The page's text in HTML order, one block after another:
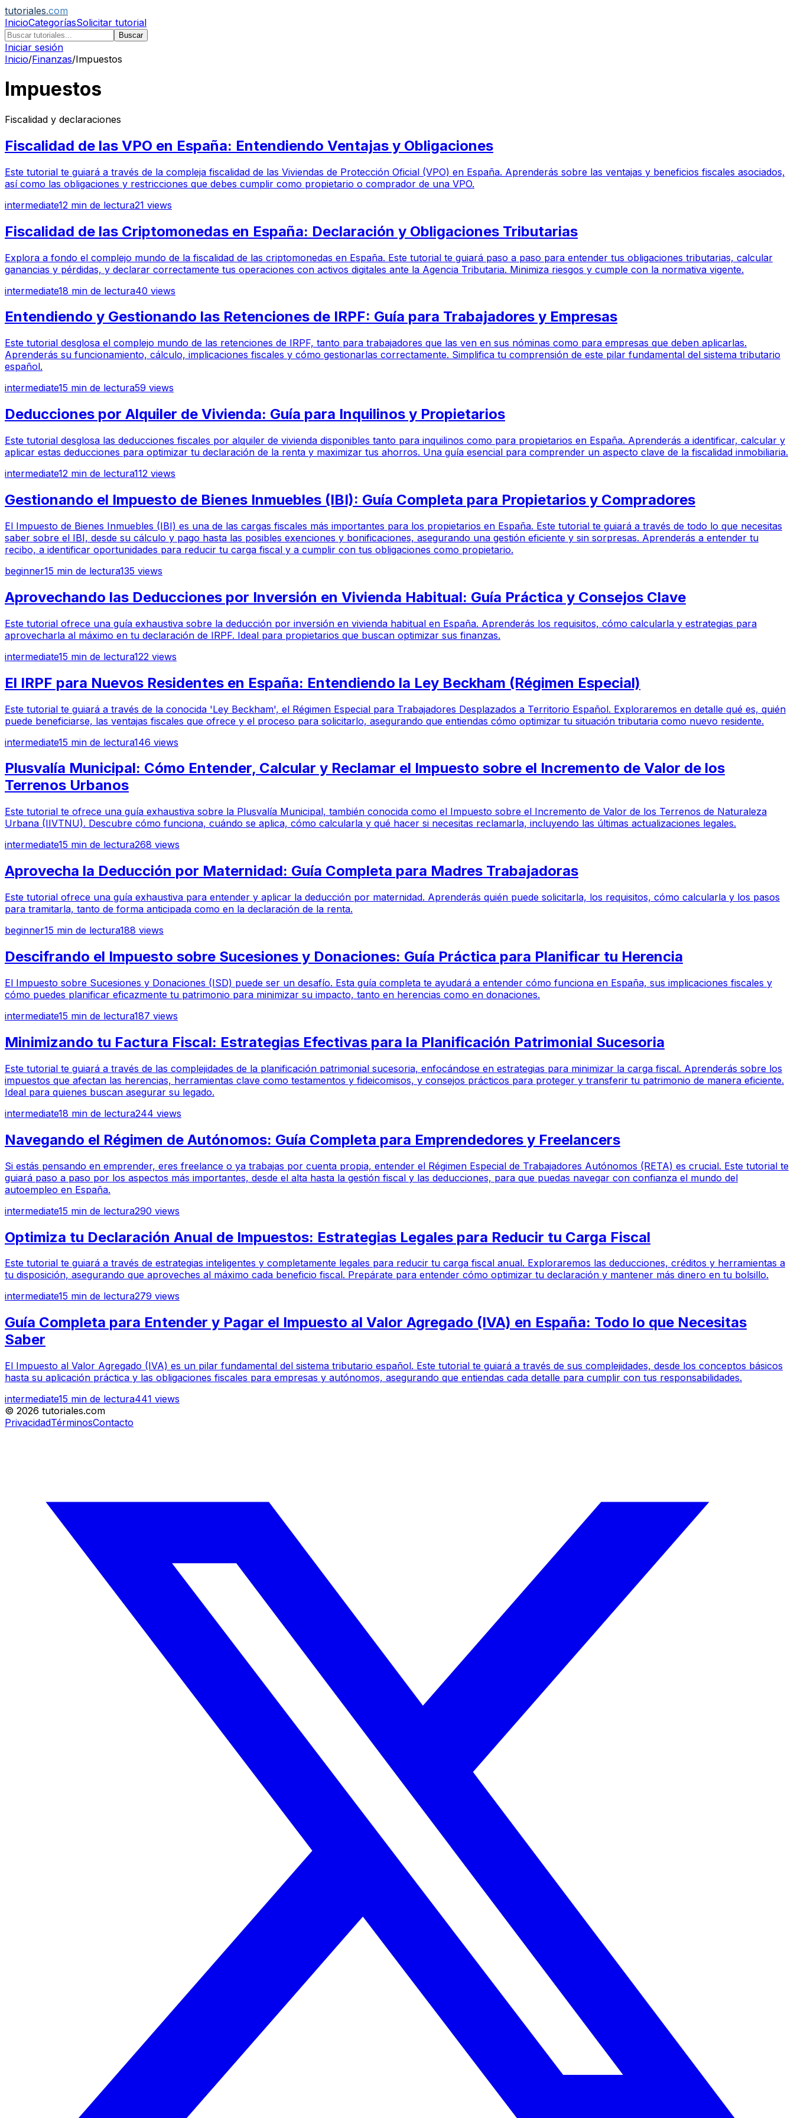
tutoriales.com
InicioCategoríasSolicitar tutorial
Buscar
Iniciar sesión
Inicio/Finanzas/Impuestos
Impuestos
Fiscalidad y declaraciones
Fiscalidad de las VPO en España: Entendiendo Ventajas y Obligaciones
Este tutorial te guiará a través de la compleja fiscalidad de las Viviendas de Protección Oficial (VPO) en España. Aprenderás sobre las ventajas y beneficios fiscales asociados,
así como las obligaciones y restricciones que debes cumplir como propietario o comprador de una VPO.
intermediate12 min de lectura21 views
Fiscalidad de las Criptomonedas en España: Declaración y Obligaciones Tributarias
Explora a fondo el complejo mundo de la fiscalidad de las criptomonedas en España. Este tutorial te guiará paso a paso para entender tus obligaciones tributarias, calcular
ganancias y pérdidas, y declarar correctamente tus operaciones con activos digitales ante la Agencia Tributaria. Minimiza riesgos y cumple con la normativa vigente.
intermediate18 min de lectura40 views
Entendiendo y Gestionando las Retenciones de IRPF: Guía para Trabajadores y Empresas
Este tutorial desglosa el complejo mundo de las retenciones de IRPF, tanto para trabajadores que las ven en sus nóminas como para empresas que deben aplicarlas.
Aprenderás su funcionamiento, cálculo, implicaciones fiscales y cómo gestionarlas correctamente. Simplifica tu comprensión de este pilar fundamental del sistema tributario
español.
intermediate15 min de lectura59 views
Deducciones por Alquiler de Vivienda: Guía para Inquilinos y Propietarios
Este tutorial desglosa las deducciones fiscales por alquiler de vivienda disponibles tanto para inquilinos como para propietarios en España. Aprenderás a identificar, calcular y
aplicar estas deducciones para optimizar tu declaración de la renta y maximizar tus ahorros. Una guía esencial para comprender un aspecto clave de la fiscalidad inmobiliaria.
intermediate12 min de lectura112 views
Gestionando el Impuesto de Bienes Inmuebles (IBI): Guía Completa para Propietarios y Compradores
El Impuesto de Bienes Inmuebles (IBI) es una de las cargas fiscales más importantes para los propietarios en España. Este tutorial te guiará a través de todo lo que necesitas
saber sobre el IBI, desde su cálculo y pago hasta las posibles exenciones y bonificaciones, asegurando una gestión eficiente y sin sorpresas. Aprenderás a entender tu
recibo, a identificar oportunidades para reducir tu carga fiscal y a cumplir con tus obligaciones como propietario.
beginner15 min de lectura135 views
Aprovechando las Deducciones por Inversión en Vivienda Habitual: Guía Práctica y Consejos Clave
Este tutorial ofrece una guía exhaustiva sobre la deducción por inversión en vivienda habitual en España. Aprenderás los requisitos, cómo calcularla y estrategias para
aprovecharla al máximo en tu declaración de IRPF. Ideal para propietarios que buscan optimizar sus finanzas.
intermediate15 min de lectura122 views
El IRPF para Nuevos Residentes en España: Entendiendo la Ley Beckham (Régimen Especial)
Este tutorial te guiará a través de la conocida 'Ley Beckham', el Régimen Especial para Trabajadores Desplazados a Territorio Español. Exploraremos en detalle qué es, quién
puede beneficiarse, las ventajas fiscales que ofrece y el proceso para solicitarlo, asegurando que entiendas cómo optimizar tu situación tributaria como nuevo residente.
intermediate15 min de lectura146 views
Plusvalía Municipal: Cómo Entender, Calcular y Reclamar el Impuesto sobre el Incremento de Valor de los
Terrenos Urbanos
Este tutorial te ofrece una guía exhaustiva sobre la Plusvalía Municipal, también conocida como el Impuesto sobre el Incremento de Valor de los Terrenos de Naturaleza
Urbana (IIVTNU). Descubre cómo funciona, cuándo se aplica, cómo calcularla y qué hacer si necesitas reclamarla, incluyendo las últimas actualizaciones legales.
intermediate15 min de lectura268 views
Aprovecha la Deducción por Maternidad: Guía Completa para Madres Trabajadoras
Este tutorial ofrece una guía exhaustiva para entender y aplicar la deducción por maternidad. Aprenderás quién puede solicitarla, los requisitos, cómo calcularla y los pasos
para tramitarla, tanto de forma anticipada como en la declaración de la renta.
beginner15 min de lectura188 views
Descifrando el Impuesto sobre Sucesiones y Donaciones: Guía Práctica para Planificar tu Herencia
El Impuesto sobre Sucesiones y Donaciones (ISD) puede ser un desafío. Esta guía completa te ayudará a entender cómo funciona en España, sus implicaciones fiscales y
cómo puedes planificar eficazmente tu patrimonio para minimizar su impacto, tanto en herencias como en donaciones.
intermediate15 min de lectura187 views
Minimizando tu Factura Fiscal: Estrategias Efectivas para la Planificación Patrimonial Sucesoria
Este tutorial te guiará a través de las complejidades de la planificación patrimonial sucesoria, enfocándose en estrategias para minimizar la carga fiscal. Aprenderás sobre los
impuestos que afectan las herencias, herramientas clave como testamentos y fideicomisos, y consejos prácticos para proteger y transferir tu patrimonio de manera eficiente.
Ideal para quienes buscan asegurar su legado.
intermediate18 min de lectura244 views
Navegando el Régimen de Autónomos: Guía Completa para Emprendedores y Freelancers
Si estás pensando en emprender, eres freelance o ya trabajas por cuenta propia, entender el Régimen Especial de Trabajadores Autónomos (RETA) es crucial. Este tutorial te
guiará paso a paso por los aspectos más importantes, desde el alta hasta la gestión fiscal y las deducciones, para que puedas navegar con confianza el mundo del
autoempleo en España.
intermediate15 min de lectura290 views
Optimiza tu Declaración Anual de Impuestos: Estrategias Legales para Reducir tu Carga Fiscal
Este tutorial te guiará a través de estrategias inteligentes y completamente legales para reducir tu carga fiscal anual. Exploraremos las deducciones, créditos y herramientas a
tu disposición, asegurando que aproveches al máximo cada beneficio fiscal. Prepárate para entender cómo optimizar tu declaración y mantener más dinero en tu bolsillo.
intermediate15 min de lectura279 views
Guía Completa para Entender y Pagar el Impuesto al Valor Agregado (IVA) en España: Todo lo que Necesitas
Saber
El Impuesto al Valor Agregado (IVA) es un pilar fundamental del sistema tributario español. Este tutorial te guiará a través de sus complejidades, desde los conceptos básicos
hasta su aplicación práctica y las obligaciones fiscales para empresas y autónomos, asegurando que entiendas cada detalle para cumplir con tus responsabilidades.
intermediate15 min de lectura441 views
© 2026 tutoriales.com
PrivacidadTérminosContacto